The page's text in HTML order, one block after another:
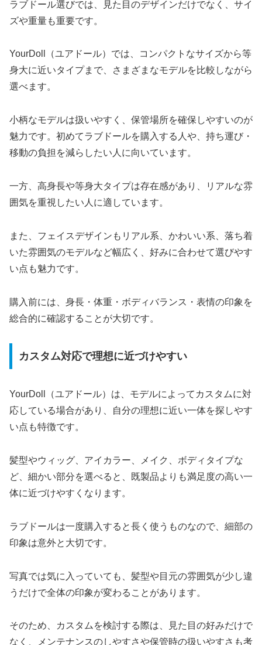
ラブドール選びでは、見た目のデザインだけでなく、サイ
ズや重量も重要です。
YourDoll（ユアドール）では、コンパクトなサイズから等
身大に近いタイプまで、さまざまなモデルを比較しながら
選べます。
小柄なモデルは扱いやすく、保管場所を確保しやすいのが
魅力です。初めてラブドールを購入する人や、持ち運び・
移動の負担を減らしたい人に向いています。
一方、高身長や等身大タイプは存在感があり、リアルな雰
囲気を重視したい人に適しています。
また、フェイスデザインもリアル系、かわいい系、落ち着
いた雰囲気のモデルなど幅広く、好みに合わせて選びやす
い点も魅力です。
購入前には、身長・体重・ボディバランス・表情の印象を
総合的に確認することが大切です。
カスタム対応で理想に近づけやすい
YourDoll（ユアドール）は、モデルによってカスタムに対
応している場合があり、自分の理想に近い一体を探しやす
い点も特徴です。
髪型やウィッグ、アイカラー、メイク、ボディタイプな
ど、細かい部分を選べると、既製品よりも満足度の高い一
体に近づけやすくなります。
ラブドールは一度購入すると長く使うものなので、細部の
印象は意外と大切です。
写真では気に入っていても、髪型や目元の雰囲気が少し違
うだけで全体の印象が変わることがあります。
そのため、カスタムを検討する際は、見た目の好みだけで
なく、メンテナンスのしやすさや保管時の扱いやすさも考